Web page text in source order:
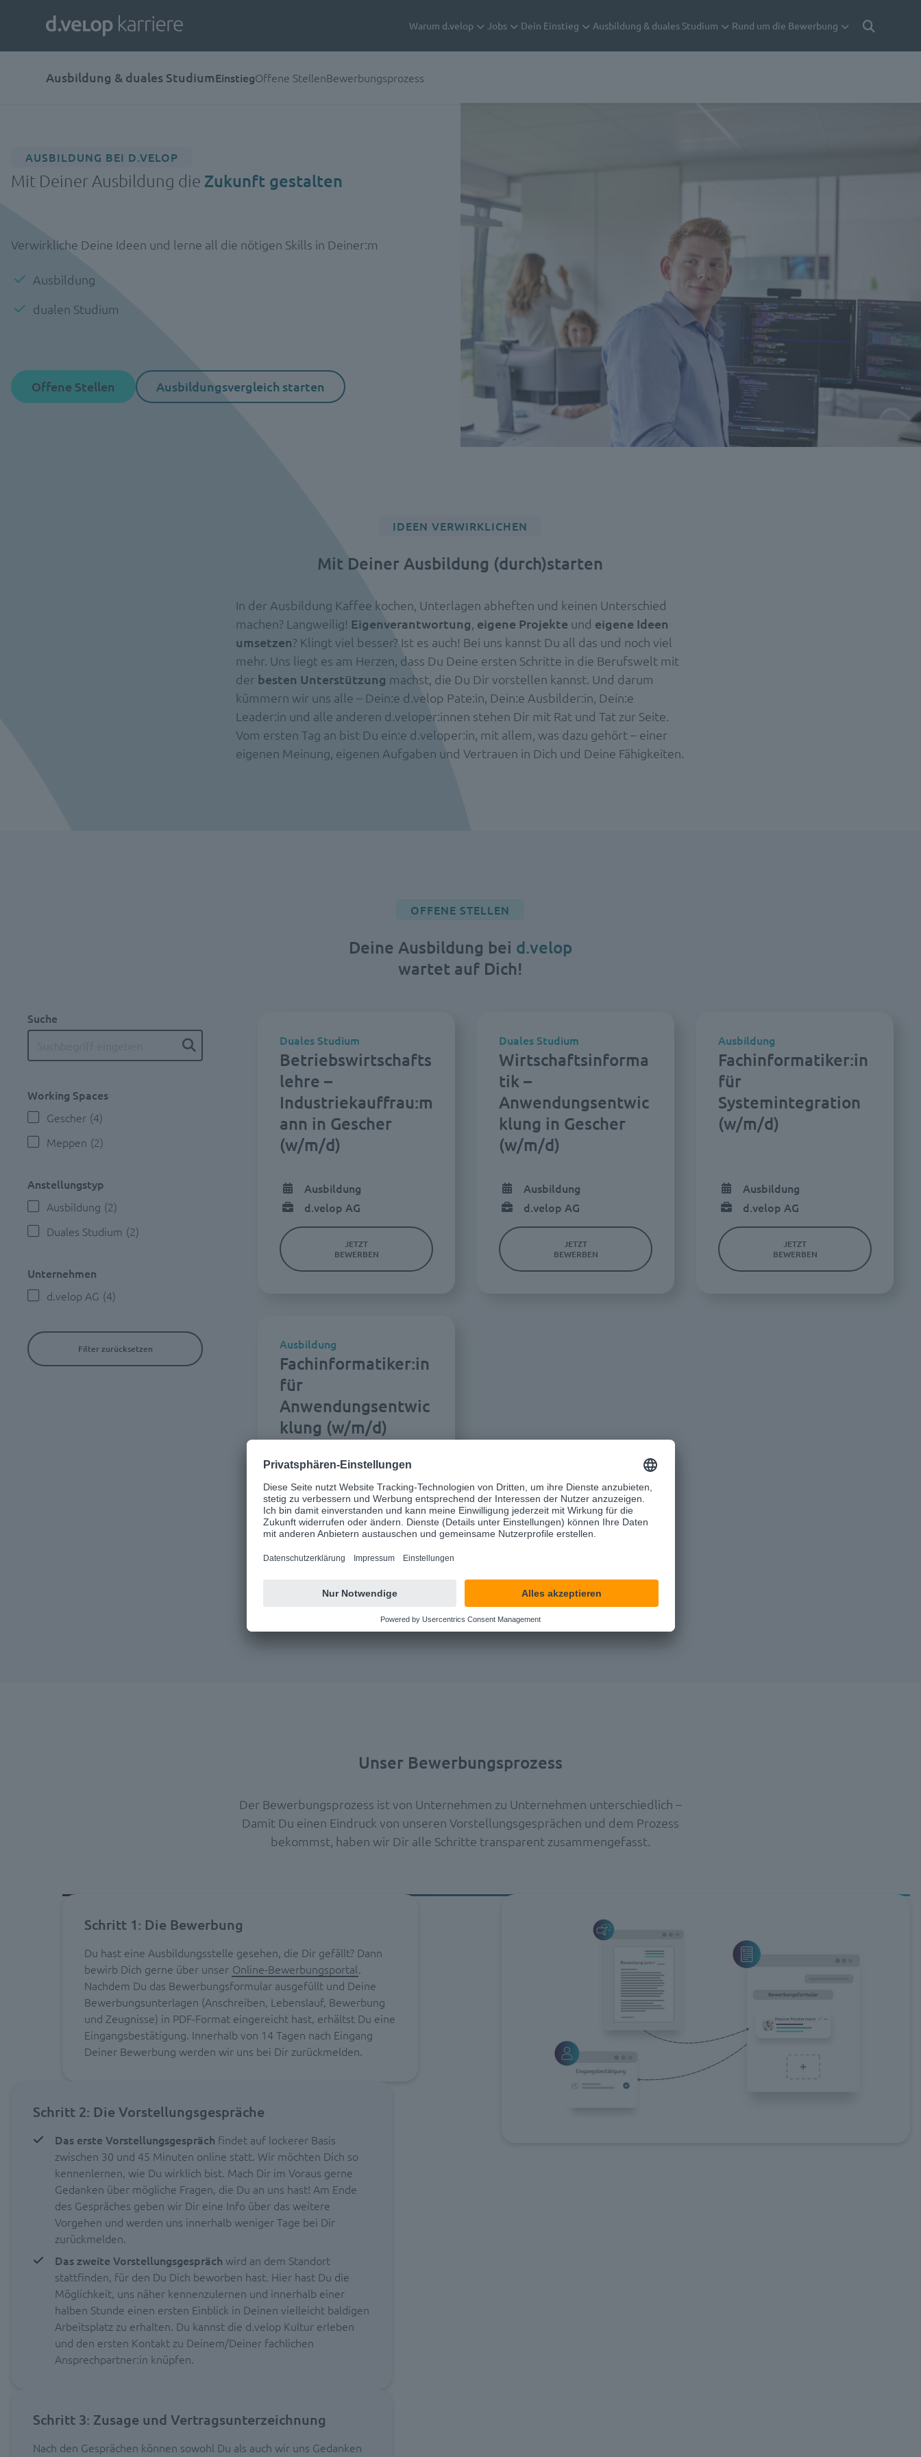
Warum d.velop Jobs Dein Einstieg Ausbildung & duales Studium Rund um die Bewerbung
Ausbildung & duales StudiumEinstiegOffene StellenBewerbungsprozess
AUSBILDUNG BEI D.VELOP
Mit Deiner Ausbildung die Zukunft gestalten
Verwirkliche Deine Ideen und lerne all die nötigen Skills in Deiner:m
Ausbildung
dualen Studium
Offene Stellen Ausbildungsvergleich starten
IDEEN VERWIRKLICHEN
Mit Deiner Ausbildung (durch)starten
In der Ausbildung Kaffee kochen, Unterlagen abheften und keinen Unterschied
machen? Langweilig! Eigenverantwortung, eigene Projekte und eigene Ideen
umsetzen? Klingt viel besser? Ist es auch! Bei uns kannst Du all das und noch viel
mehr. Uns liegt es am Herzen, dass Du Deine ersten Schritte in die Berufswelt mit
der besten Unterstützung machst, die Du Dir vorstellen kannst. Und darum
kümmern wir uns alle – Dein:e d.velop Pate:in, Dein:e Ausbilder:in, Dein:e
Leader:in und alle anderen d.veloper:innen stehen Dir mit Rat und Tat zur Seite.
Vom ersten Tag an bist Du ein:e d.veloper:in, mit allem, was dazu gehört – einer
eigenen Meinung, eigenen Aufgaben und Vertrauen in Dich und Deine Fähigkeiten.
OFFENE STELLEN
Deine Ausbildung bei d.velop
wartet auf Dich!
Suche
Working Spaces
Gescher (4)
Meppen (2)
Anstellungstyp
Ausbildung (2)
Duales Studium (2)
Unternehmen
d.velop AG (4)
Filter zurücksetzen
Betriebswirtschafts
lehre –
Industriekauffrau:m
ann in Gescher
(w/m/d)
Duales Studium
Ausbildung
d.velop AG
JETZT
BEWERBEN
Wirtschaftsinforma
tik –
Anwendungsentwic
klung in Gescher
(w/m/d)
Duales Studium
Ausbildung
d.velop AG
JETZT
BEWERBEN
Fachinformatiker:in
für
Systemintegration
(w/m/d)
Ausbildung
Ausbildung
d.velop AG
JETZT
BEWERBEN
Fachinformatiker:in
für
Anwendungsentwic
klung (w/m/d)
Ausbildung
Ausbildung
d.velop AG
JETZT
BEWERBEN
Unser Bewerbungsprozess
Der Bewerbungsprozess ist von Unternehmen zu Unternehmen unterschiedlich –
Damit Du einen Eindruck von unseren Vorstellungsgesprächen und dem Prozess
bekommst, haben wir Dir alle Schritte transparent zusammengefasst.
Schritt 1: Die Bewerbung
Du hast eine Ausbildungsstelle gesehen, die Dir gefällt? Dann
bewirb Dich gerne über unser Online-Bewerbungsportal.
Nachdem Du das Bewerbungsformular ausgefüllt und Deine
Bewerbungsunterlagen (Anschreiben, Lebenslauf, Bewerbung
und Zeugnisse) in PDF-Format eingereicht hast, erhältst Du eine
Eingangsbestätigung. Innerhalb von 14 Tagen nach Eingang
Deiner Bewerbung werden wir uns bei Dir zurückmelden.
Schritt 2: Die Vorstellungsgespräche
Das erste Vorstellungsgespräch findet auf lockerer Basis
zwischen 30 und 45 Minuten online statt. Wir möchten Dich so
kennenlernen, wie Du wirklich bist. Mach Dir im Voraus gerne
Gedanken über mögliche Fragen, die Du an uns hast! Am Ende
des Gespräches geben wir Dir eine Info über das weitere
Vorgehen und werden uns innerhalb weniger Tage bei Dir
zurückmelden.
Das zweite Vorstellungsgespräch wird an dem Standort
stattfinden, für den Du Dich beworben hast. Hier hast Du die
Möglichkeit, uns näher kennenzulernen und innerhalb einer
halben Stunde einen ersten Einblick in Deinen vielleicht baldigen
Arbeitsplatz zu erhalten. Du kannst die d.velop Kultur erleben
und den ersten Kontakt zu Deinem/Deiner fachlichen
Ansprechpartner:in knüpfen.
Schritt 3: Zusage und Vertragsunterzeichnung
Nach den Gesprächen können sowohl Du als auch wir uns Gedanken